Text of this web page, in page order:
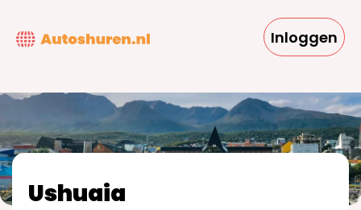
naar
gaan
Inloggen
Ushuaia